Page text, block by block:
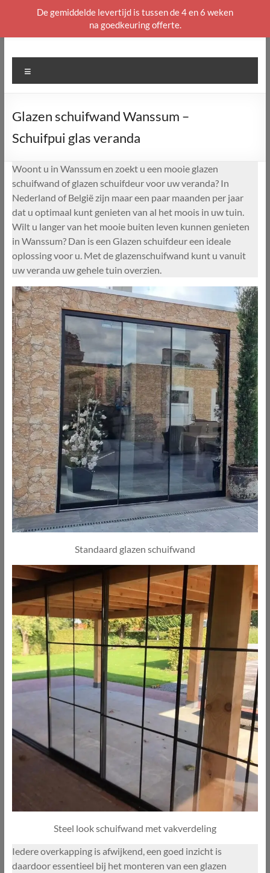
naar
Glazen schuifwand Wanssum –
Schuifpui glas veranda
Woont u in Wanssum en zoekt u een mooie glazen
schuifwand of glazen schuifdeur voor uw veranda? In
Nederland of België zijn maar een paar maanden per jaar
dat u optimaal kunt genieten van al het moois in uw tuin.
Wilt u langer van het mooie buiten leven kunnen genieten
in Wanssum? Dan is een Glazen schuifdeur een ideale
oplossing voor u. Met de glazenschuifwand kunt u vanuit
uw veranda uw gehele tuin overzien.
Standaard glazen schuifwand
Steel look schuifwand met vakverdeling
Iedere overkapping is afwijkend, een goed inzicht is
daardoor essentieel bij het monteren van een glazen
De gemiddelde levertijd is tussen de 4 en 6 weken
na goedkeuring offerte.